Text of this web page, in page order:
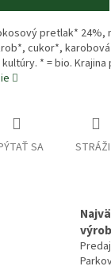
pretlak* 24%,
cukor*,
* = bio. Krajina
SA